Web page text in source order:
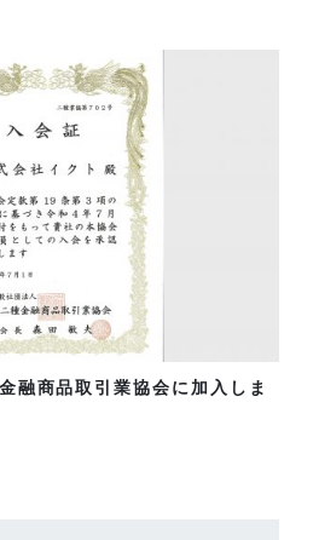
融商品取引業協会に加入しま